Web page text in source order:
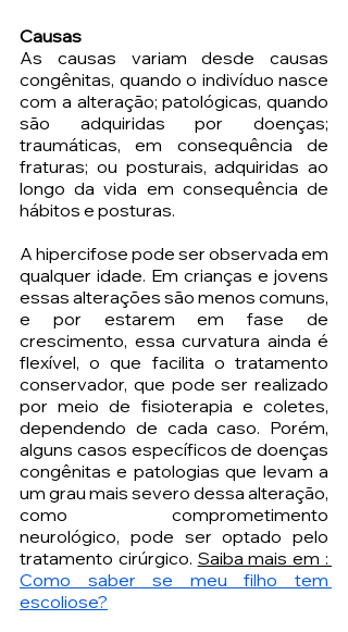
Causas
As causas variam desde causas
congênitas, quando o indivíduo nasce
com a alteração; patológicas, quando
são adquiridas por doenças;
traumáticas, em consequência de
fraturas; ou posturais, adquiridas ao
longo da vida em consequência de
hábitos e posturas.
A hipercifose pode ser observada em
qualquer idade. Em crianças e jovens
essas alterações são menos comuns,
e por estarem em fase de
crescimento, essa curvatura ainda é
flexível, o que facilita o tratamento
conservador, que pode ser realizado
por meio de fisioterapia e coletes,
dependendo de cada caso. Porém,
alguns casos específicos de doenças
congênitas e patologias que levam a
um grau mais severo dessa alteração,
como comprometimento
neurológico, pode ser optado pelo
tratamento cirúrgico.
Como saber se meu filho tem
escoliose?